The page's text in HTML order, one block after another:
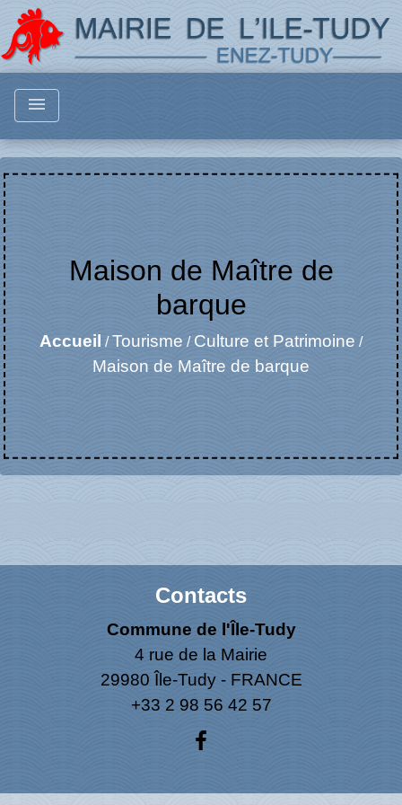
menu
Maison de Maître de
barque
Accueil /Tourisme / Culture et Patrimoine /
Maison de Maître de barque
Contacts
Commune de l'Île-Tudy
4 rue de la Mairie
29980 Île-Tudy - FRANCE
+33 2 98 56 42 57